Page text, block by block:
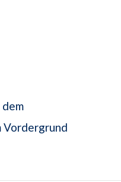
Vordergrund